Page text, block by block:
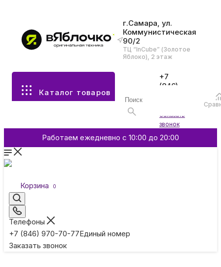
г.Самара, ул.
Коммунистическая
90/2
ТЦ “InCube” (Золотое
Яблоко), 2 этаж
Каталог товаров
+7
(846)
Заказать
звонок
Работаем ежедневно с 10:00 до 20:00
Корзина 0
Телефоны
+7 (846) 970-70-77Единый номер
Заказать звонок
Все разделы каталога
Аксессуары
Смартфоны и гаджеты